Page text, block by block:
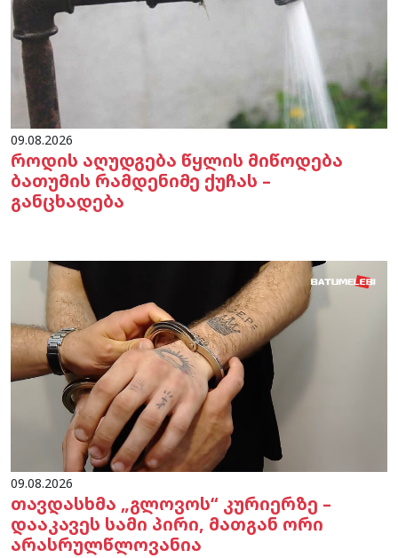
09.08.2026
როდის აღუდგება წყლის მიწოდება
ბათუმის რამდენიმე ქუჩას –
განცხადება
09.08.2026
თავდასხმა „გლოვოს“ კურიერზე –
დააკავეს სამი პირი, მათგან ორი
არასრულწლოვანია